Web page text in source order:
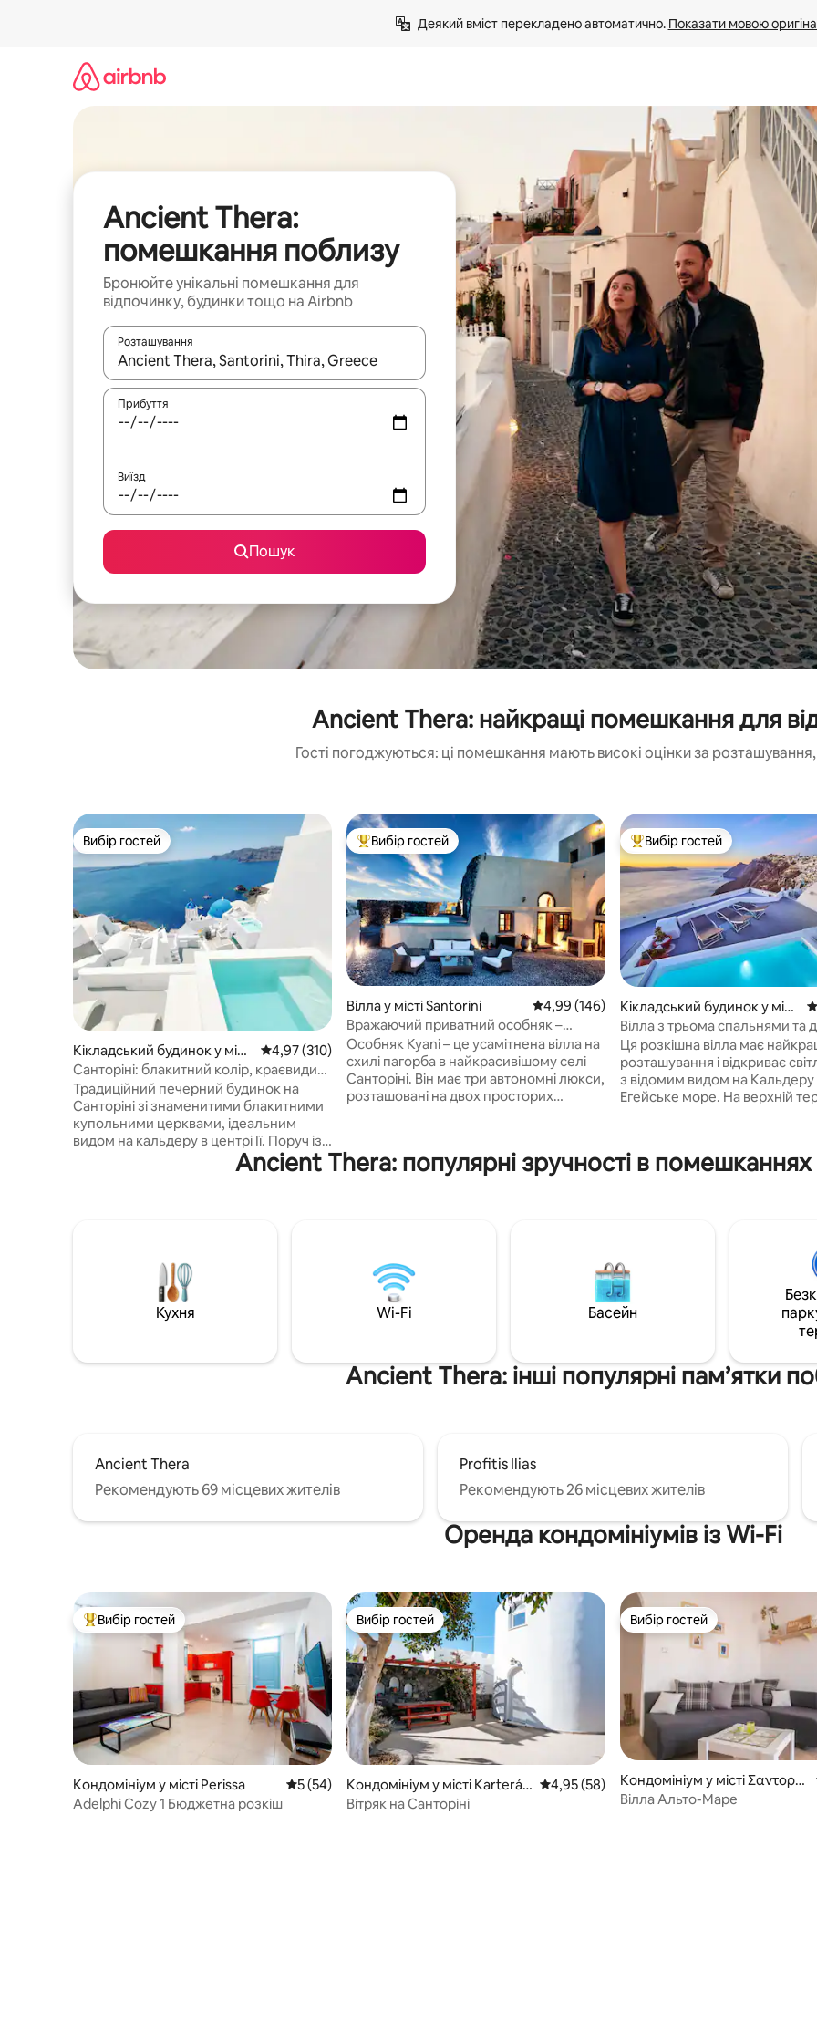
Деякий вміст перекладено автоматично. Показати мовою
Ancient Thera:
помешкання поблизу
Бронюйте унікальні помешкання для
відпочинку, будинки тощо на Airbnb
Розташування
Отримавши результати пошуку, використовуйте для навігації сторінкою клавіші зі стрілками вгору та вниз або
Прибуття
Виїзд
Пошук
Ancient Thera: найкращі помешкання для
Гості погоджуються: ці помешкання мають високі оцінки за
Вибір гостей
Вибір гостей
Кікладський будинок у місті
Oia
Середня оцінка: 4,97 з 5, відгуки: 310
4,97 (310)
Санторіні: блакитний колір, краєвиди
на кальдеру, приватний басейн
Традиційний печерний будинок на
Санторіні зі знаменитими блакитними
купольними церквами, ідеальним
видом на кальдеру в центрі Ії. Поруч із
головною доріжкою... Приватний
басейн з підігрівом з панорамним
обслуговуванням покоївки/басейну,
менеджером вілли, щоб допомогти з
усіма видами діяльності. Інші вілли :
Island Blue, Eternity, Serenity, Captain
пов 'язаних з пандемією!
Топ вибір гостей
Вибір гостей
Вілла у місті Santorini Середня оцінка: 4,99 з 5, відгуки: 146
4,99 (146)
Вражаючий приватний особняк –
прокат автомобілів включено *
Особняк Kyani – це усамітнена вілла на
схилі пагорба в найкрасивішому селі
Санторіні. Він має три автономні люкси,
розташовані на двох просторих
Насолоджуйтеся сонячною терасою з
панорамним видом, великим
внутрішнім двориком із приватним
*Це НЕ стосується спеціальних
пропозицій і не гарантується для
бронювань в останню мить (залежить
від наявності агента).
Топ вибір гостей
Вибір гостей
Кікладський будинок у міст
і Fira
Вілла з трьома спальнями та
джакузі з видом на кальдеру
Ця розкішна вілла має
розташування і відкриває
з відомим видом на Кальдеру та
Егейське море. На верхній
з джакузі розташовані
яких можна насолодитися
власна ванна кімната . У
хвилинах ходьби ви знайдете
ресторани,бари, музеї та
супермаркети .Доставка їжі
.Бесплатний Wi-Fi
Ancient Thera: популярні зручності в
Кухня Wi-Fi Басейн
Ancient Thera: інші популярні пам’ятки
Ancient Thera
Рекомендують 69 місцевих жителів
Profitis Ilias
Рекомендують 26 місцевих жителів
Оренда кондомініумів із Wi-Fi
Топ вибір гостей
Вибір гостей
Кондомініум у місті Perissa Середня оцінка: 5 з 5, відгуки: 54
5 (54)
Adelphi Cozy 1 Бюджетна розкіш
Вибір гостей
Вибір гостей
Кондомініум у місті Karterád
os
Середня оцінка: 4,95 з 5, відгуки: 58
4,95 (58)
Вітряк на Санторіні
Вибір гостей
Вибір гостей
Кондомініум у місті Σαντορίν
η
Вілла Альто-Маре